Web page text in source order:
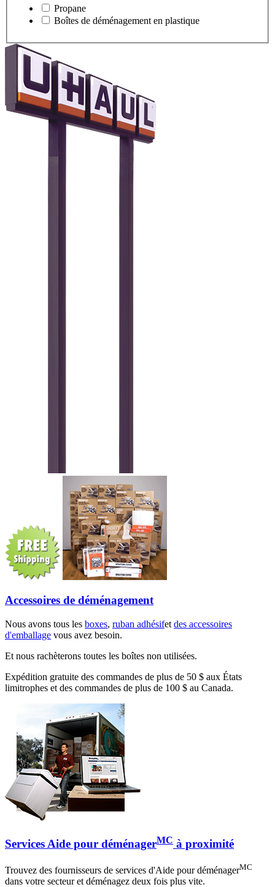
Propane
Boîtes de déménagement en plastique
Accessoires de déménagement
Nous avons tous les boxes, ruban adhésifet des accessoires
d'emballage vous avez besoin.
Et nous rachèterons toutes les boîtes non utilisées.
Expédition gratuite des commandes de plus de 50 $ aux États
limitrophes et des commandes de plus de 100 $ au Canada.
Services Aide pour déménagerMC à proximité
Trouvez des fournisseurs de services d'Aide pour déménagerMC
dans votre secteur et déménagez deux fois plus vite.